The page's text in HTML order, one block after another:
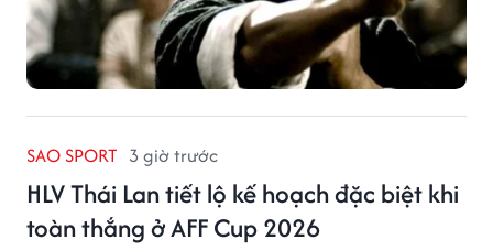
SAO SPORT 3 giờ trước
HLV Thái Lan tiết lộ kế hoạch đặc biệt khi
toàn thắng ở AFF Cup 2026